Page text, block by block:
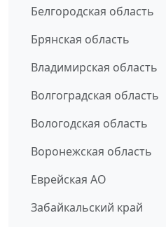
Белгородская область
Брянская область
Владимирская область
Волгоградская область
Вологодская область
Воронежская область
Еврейская АО
Забайкальский край